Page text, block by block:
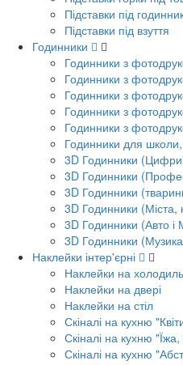
Підставки під
Підставки під взуття
Годинники
Годинники з
Годинники з
Годинники з
Годинники з
Годинники з
Годинники для
3D Годинники
3D Годинники
3D Годинники
3D Годинники (Міста,
3D Годинники (Авто і
3D Годинники
Наклейки інтер'єрні
Наклейки на
Наклейки на двері
Наклейки на стіл
Скіналі на кухню
Скіналі на кухню
Скіналі на кухню